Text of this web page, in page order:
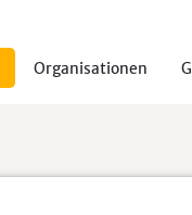
Organisationen